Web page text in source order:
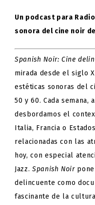
Un podcast para
sonora del cine noir
Spanish Noir: Cine
mirada desde el siglo
estéticas sonoras del
50 y 60. Cada
desbordamos el
Italia, Francia o
relacionadas con las
hoy, con especial
Jazz. Spanish Noirpone
delincuente como
fascinante de la